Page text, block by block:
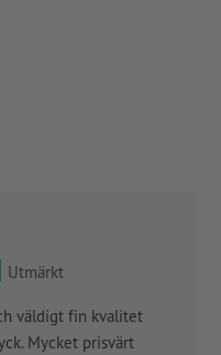
Utmärkt
väldigt fin kvalitet
Mycket prisvärt